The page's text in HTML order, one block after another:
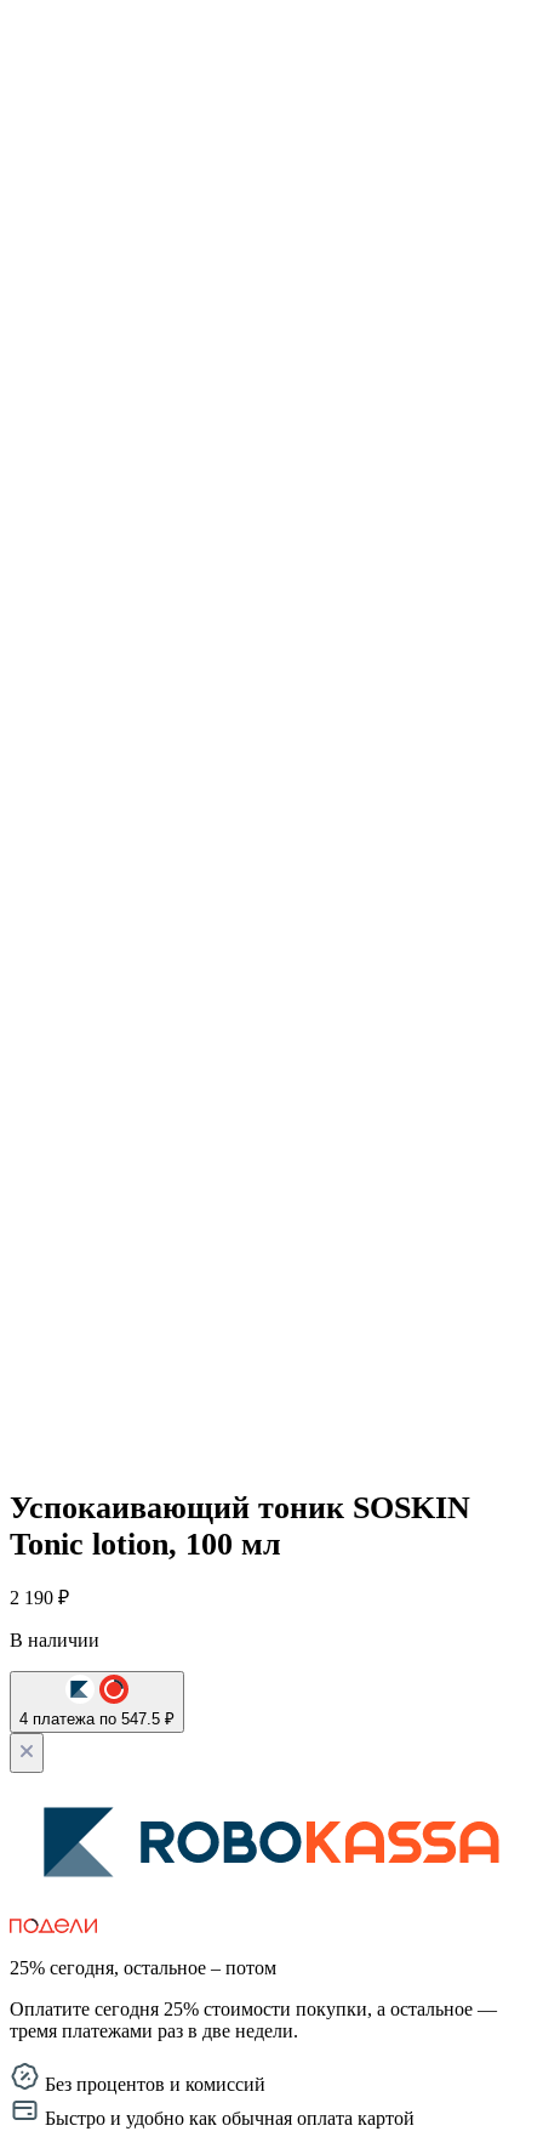
Успокаивающий тоник SOSKIN
Tonic lotion, 100 мл
2 190 ₽
В наличии
4 платежа по 547.5 ₽
25% сегодня, остальное – потом
Оплатите сегодня 25% стоимости покупки, а остальное —
тремя платежами раз в две недели.
Без процентов и комиссий
Быстро и удобно как обычная оплата картой